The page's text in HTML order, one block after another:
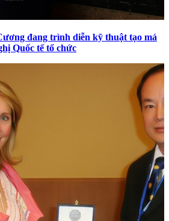
đang trình diễn kỹ thuật tạo má
Quốc tế tổ chức